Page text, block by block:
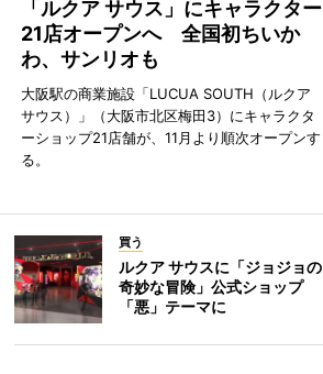
「ルクア サウス」にキャラクター
21店オープンへ 全国初ちいか
わ、サンリオも
大阪駅の商業施設「LUCUA SOUTH（ルクア
サウス）」（大阪市北区梅田3）にキャラクタ
ーショップ21店舗が、11月より順次オープンす
る。
買う
ルクア サウスに「ジョジョの
奇妙な冒険」公式ショップ
「悪」テーマに